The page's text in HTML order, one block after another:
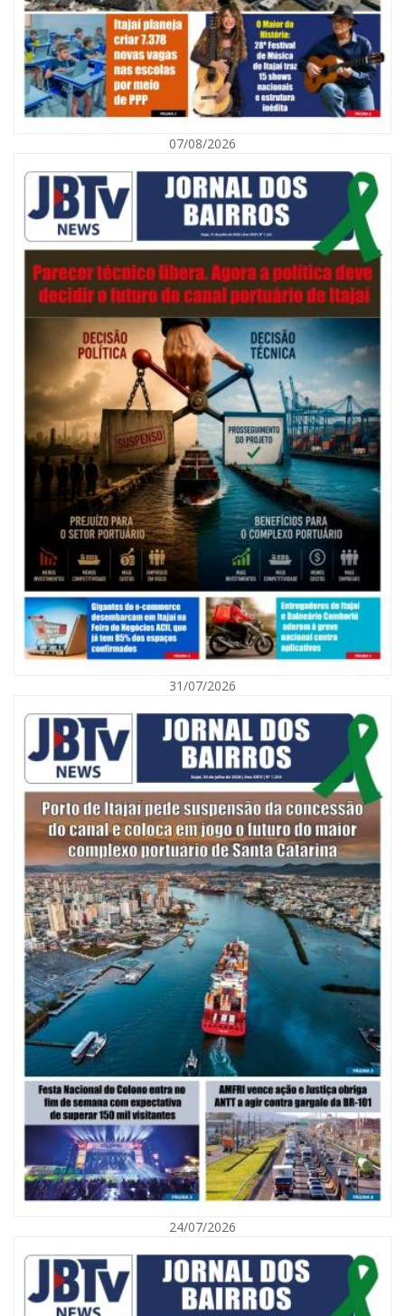
Navegantes celebra 64 anos com shows nacionais de Ferrugem, Banda
Morada e Chiquito & Bordoneio
ITAJAÍ
07/08/2026 | 07:00
Nem toda violência deixa marcas: conheça os sinais de alerta da
BALNEÁRIO CAMBORIÚ
07/08/2026 | 07:00
Saúde de BC promove mutirão de DIU e Implanon na UBS Municípios
neste sábado
POLÍTICA
07/08/2026
31/07/2026
24/07/2026